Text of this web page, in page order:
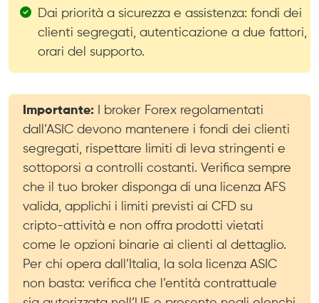
Dai priorità a sicurezza e assistenza: fondi dei
clienti segregati, autenticazione a due fattori,
orari del supporto.
Importante: I broker Forex regolamentati
dall’ASIC devono mantenere i fondi dei clienti
segregati, rispettare limiti di leva stringenti e
sottoporsi a controlli costanti. Verifica sempre
che il tuo broker disponga di una licenza AFS
valida, applichi i limiti previsti ai CFD su
cripto-attività e non offra prodotti vietati
come le opzioni binarie ai clienti al dettaglio.
Per chi opera dall’Italia, la sola licenza ASIC
non basta: verifica che l’entità contrattuale